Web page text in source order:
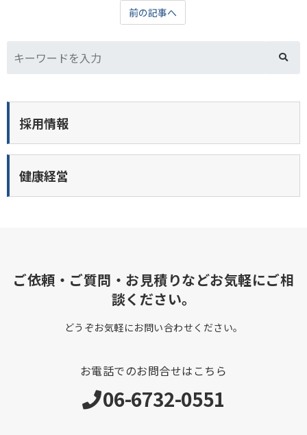
前の記事へ
採用情報
健康経営
ご依頼・ご質問・お見積りなどお気軽にご相
談ください。
どうぞお気軽にお問い合わせください。
お電話でのお問合せはこちら
06-6732-0551